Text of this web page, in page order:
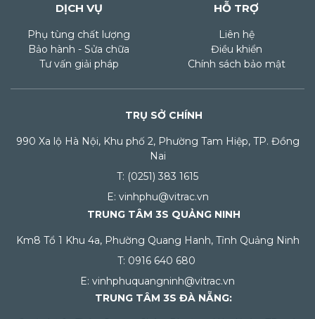
DỊCH VỤ
Phụ tùng chất lượng
Bảo hành - Sửa chữa
Tư vấn giải pháp
HỖ TRỢ
Liên hệ
Điều khiển
Chính sách bảo mật
TRỤ SỞ CHÍNH
990 Xa lộ Hà Nội, Khu phố 2, Phường Tam Hiệp, TP. Đồng
Nai
T: (0251) 383 1615
E: vinhphu@vitrac.vn
TRUNG TÂM 3S QUẢNG NINH
Km8 Tổ 1 Khu 4a, Phường Quang Hanh, Tỉnh Quảng Ninh
T: 0916 640 680
E: vinhphuquangninh@vitrac.vn
TRUNG TÂM 3S ĐÀ NẴNG: